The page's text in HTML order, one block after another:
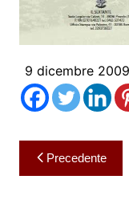
9 dicembre
Navigazione
articoli
Precedente